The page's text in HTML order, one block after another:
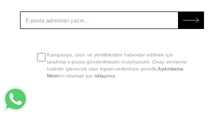
Kampanya, ürün ve yeniliklerden haberdar edilmek için
tarafıma e-posta gönderilmesini onaylıyorum. Onay vermeniz
halinde işlenecek olan kişisel verilerinize yönelikAydınlatma
Metni’ni okumak için tıklayınız